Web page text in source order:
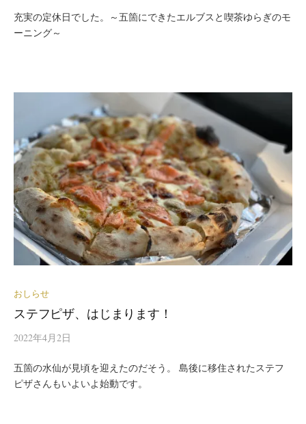
充実の定休日でした。～五箇にできたエルブスと喫茶ゆらぎのモ
ーニング～
おしらせ
ステフピザ、はじまります！
2022年4月2日
五箇の水仙が見頃を迎えたのだそう。 島後に移住されたステフ
ピザさんもいよいよ始動です。